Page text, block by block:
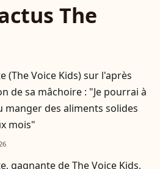
The
(The Voice Kids) sur l'après
de sa mâchoire : "Je pourrai à
manger des aliments solides
mois"
gagnante de The Voice Kids,